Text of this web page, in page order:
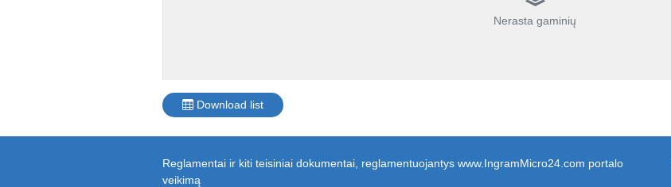
Nerasta gaminių
Download list
Reglamentai ir kiti teisiniai dokumentai, reglamentuojantys www.IngramMicro24.com portalo
veikimą